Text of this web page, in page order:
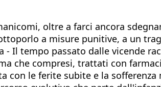
oltre a farci ancora
a misure punitive, a un
Il tempo passato dalle vicende
che compresi, trattati con
le ferite subite e la